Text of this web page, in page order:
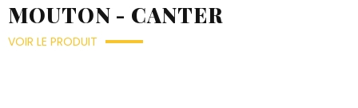
MOUTON - CANTER
VOIR LE PRODUIT